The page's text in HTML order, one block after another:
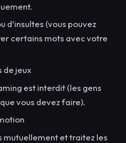
d’insultes (vous pouvez
certains mots avec votre
de jeux
est interdit (les gens
vous devez faire).
mutuellement et traitez les